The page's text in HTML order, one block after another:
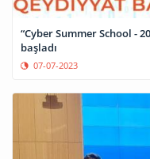
“Cyber Summer School -
başladı
07-07-2023